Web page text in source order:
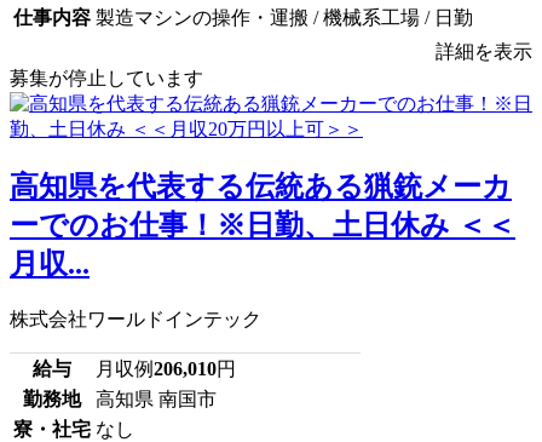
仕事内容 製造マシンの操作・運搬 / 機械系工場 / 日勤
詳細を表示
募集が停止しています
高知県を代表する伝統ある猟銃メーカ
ーでのお仕事！※日勤、土日休み ＜＜
月収...
株式会社ワールドインテック
給与 月収例206,010円
勤務地
高知県 南国市
寮・社宅 なし